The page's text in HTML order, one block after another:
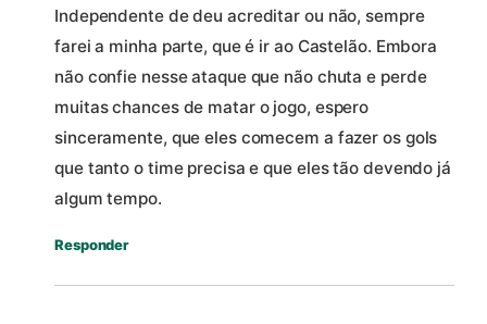
Independente de deu acreditar ou não, sempre
farei a minha parte, que é ir ao Castelão. Embora
não confie nesse ataque que não chuta e perde
muitas chances de matar o jogo, espero
sinceramente, que eles comecem a fazer os gols
que tanto o time precisa e que eles tão devendo já
algum tempo.
Responder